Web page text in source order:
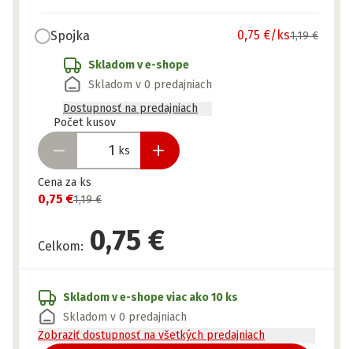
Spojka 0,75 €/ks1,19 €
Skladom v e-shope
Skladom v 0 predajniach
Dostupnosť na predajniach
Počet kusov
ks
Pripravené
Cena za ks
0,75 €1,19 €
Celkom: 0,75 €
Skladom v e-shopeviac ako 10 ks
Skladom v 0 predajniach
Zobraziť dostupnosť na všetkých predajniach